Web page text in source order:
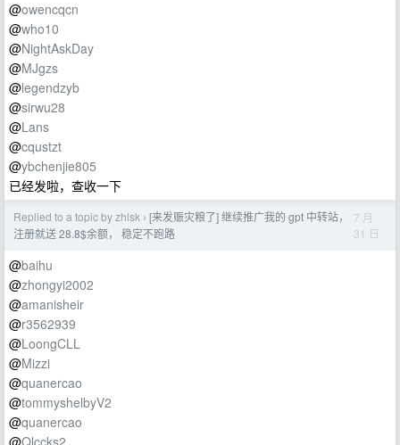
@owencqcn
@who10
@NightAskDay
@MJgzs
@legendzyb
@sirwu28
@Lans
@cqustzt
@ybchenjie805
已经发啦，查收一下
Replied to a topic by zhlsk › [来发赈灾粮了] 继续推广我的 gpt 中转站，
注册就送 28.8$余额， 稳定不跑路
7 月
31 日
@baihu
@zhongyi2002
@amanisheir
@r3562939
@LoongCLL
@Mizzi
@quanercao
@tommyshelbyV2
@quanercao
@Qlccks2